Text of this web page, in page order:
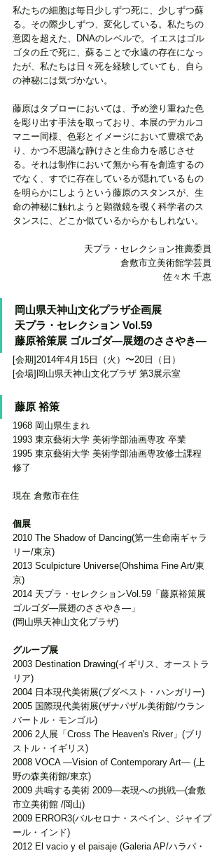
私たちの細胞は毎日少しずつ死に、少しずつ蘇
る。その際少しずつ、変化している。私たちの
意図を超えた、DNAのレベルで。イエスはゴル
ゴタの丘で死に、蘇ることで永遠の存在になっ
たが、私たちは日々死を経験していても、自ら
の神秘には気づかない。
藤原はタブローにおいては、予め塗り重ねた色
を彫り出す手法を取っており、本展のデカルコ
マニー同様、色彩とイメージにおいて豊穣であ
り、かつ不思議な静けさと生命力を感じさせ
る。それは制作において無から有を創造するの
でなく、すでに存在しているが隠れているもの
を明らかにしようという藤原のスタンスが、生
命の神秘に触れようと顕微鏡を覗く科学者のス
タンスに、どこか似ているからかもしれない。
天プラ・セレクション推薦委員
倉敷市立美術館学芸員
佐々木 千恵
岡山県天神山文化プラザ企画展
天プラ・セレクション Vol.59
藤原裕策展 ゴルゴダ―展翅のささやき―
[会期]2014年4月15日（火）〜20日（日）
[会場]岡山県天神山文化プラザ 第3展示室
藤原 裕策
1968 岡山県生まれ
1993 東京藝術大学 美術学部油画専攻 卒業
1995 東京藝術大学 美術学部油画専攻修士課程
修了
現在 倉敷市在住
個展
2010 The Shadow of Dancing(第一生命南ギャラ
リー/東京)
2013 Sculpicture Universe(Ohshima Fine Art/東
京)
2014 天プラ・セレクションVol.59「藤原裕策展
ゴルゴダ―展翅のささやき―」
(岡山県天神山文化プラザ)
グループ展
2003 Destination Drawing(イギリス、オーストラ
リア)
2004 日本現代美術展(ブダペスト・ハンガリー)
2005 国際現代美術展(ザナパザル美術館/ウラン
バートル・モンゴル)
2006 2人展「Cross The Heaven's River」(ブリ
ストル・イギリス)
2008 VOCA ―Vision of Contemporary Art― (上
野の森美術館/東京)
2009 共鳴する美術 2009―表現への挑戦―(倉敷
市立美術館 /岡山)
2009 ERROR3(バルセロナ・スペイン、ジャイプ
ール・インド)
2012 El vacio y el paisaje (Galeria AP/ハラパ・